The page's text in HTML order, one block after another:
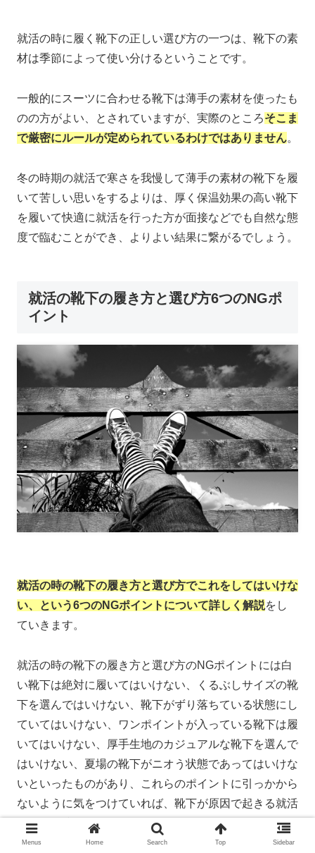
就活の時に履く靴下の正しい選び方の一つは、靴下の素
材は季節によって使い分けるということです。
一般的にスーツに合わせる靴下は薄手の素材を使ったも
のの方がよい、とされていますが、実際のところそこま
で厳密にルールが定められているわけではありません。
冬の時期の就活で寒さを我慢して薄手の素材の靴下を履
いて苦しい思いをするよりは、厚く保温効果の高い靴下
を履いて快適に就活を行った方が面接などでも自然な態
度で臨むことができ、よりよい結果に繋がるでしょう。
就活の靴下の履き方と選び方6つのNGポ
イント
就活の時の靴下の履き方と選び方でこれをしてはいけな
い、という6つのNGポイントについて詳しく解説をし
ていきます。
就活の時の靴下の履き方と選び方のNGポイントには白
い靴下は絶対に履いてはいけない、くるぶしサイズの靴
下を選んではいけない、靴下がずり落ちている状態にし
ていてはいけない、ワンポイントが入っている靴下は履
いてはいけない、厚手生地のカジュアルな靴下を選んで
はいけない、夏場の靴下がニオう状態であってはいけな
いといったものがあり、これらのポイントに引っかから
ないように気をつけていれば、靴下が原因で起きる就活
の問題は防ぐことができます。
Menus Home Search Top Sidebar